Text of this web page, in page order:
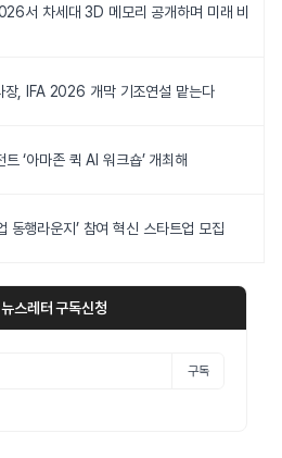
서 차세대 3D 메모리 공개하며 미래 비
, IFA 2026 개막 기조연설 맡는다
‘아마존 퀵 AI 워크숍’ 개최해
동행라운지’ 참여 혁신 스타트업 모집
뉴스레터 구독신청
구독